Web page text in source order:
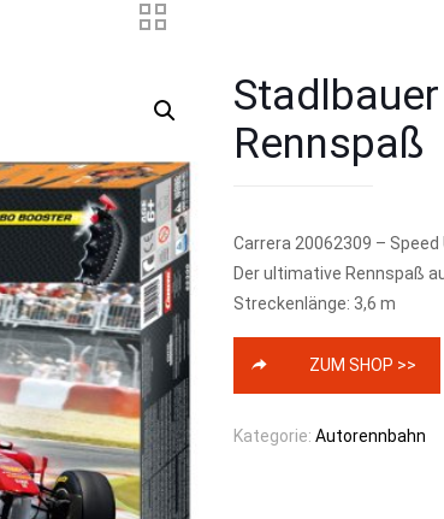
Rennspaß
Carrera 20062309 – Speed
Der ultimative Rennspaß
Streckenlänge: 3,6 m
ZUM SHOP >>
Kategorie: Autorennbahn